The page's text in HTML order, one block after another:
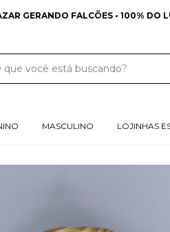
FRETE
MASCULINO LOJINHAS